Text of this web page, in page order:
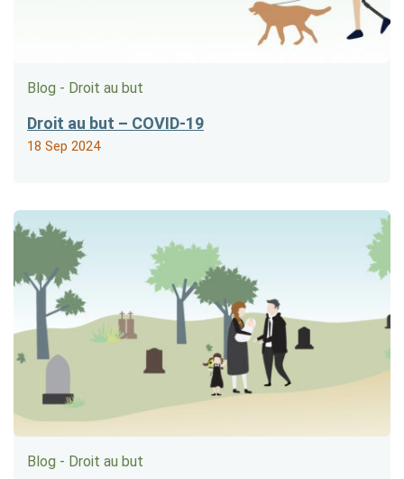
Blog - Droit au but
Droit au but – COVID-19
18 Sep 2024
Blog - Droit au but